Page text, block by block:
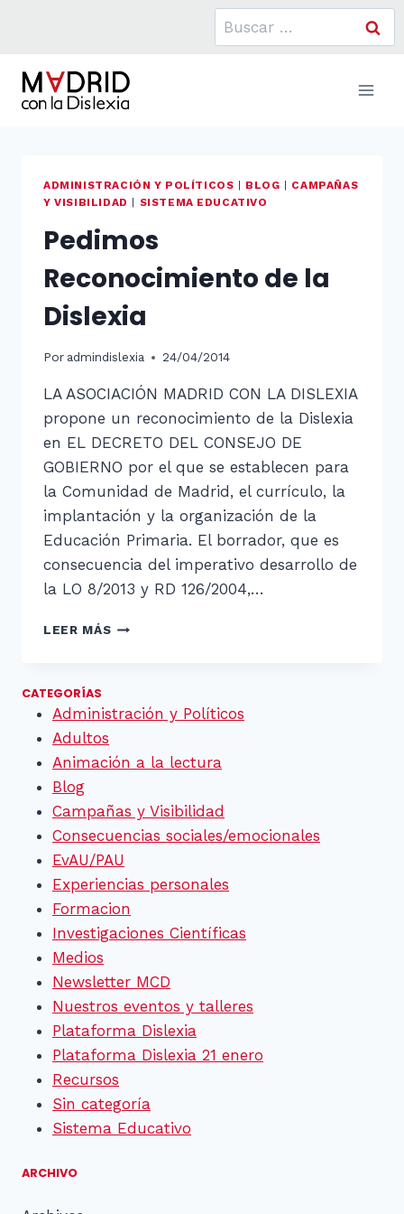
Buscar:
ADMINISTRACIÓN Y POLÍTICOS BLOG
CAMPAÑAS
Y VISIBILIDAD
SISTEMA EDUCATIVO
Pedimos
Reconocimiento de la
Dislexia
Por admindislexia 24/04/2014
LA ASOCIACIÓN MADRID CON LA DISLEXIA
propone un reconocimiento de la Dislexia
en EL DECRETO DEL CONSEJO DE
GOBIERNO por el que se establecen para
la Comunidad de Madrid, el currículo, la
implantación y la organización de la
Educación Primaria. El borrador, que es
consecuencia del imperativo desarrollo de
la LO 8/2013 y RD 126/2004,…
LEER MÁSPEDIMOS
CATEGORÍAS
Administración y Políticos
Adultos
Animación a la lectura
Blog
Campañas y Visibilidad
Consecuencias sociales/emocionales
EvAU/PAU
Experiencias personales
Formacion
Investigaciones Científicas
Medios
Newsletter MCD
Nuestros eventos y talleres
Plataforma Dislexia
Plataforma Dislexia 21 enero
Recursos
Sin categoría
Sistema Educativo
ARCHIVO